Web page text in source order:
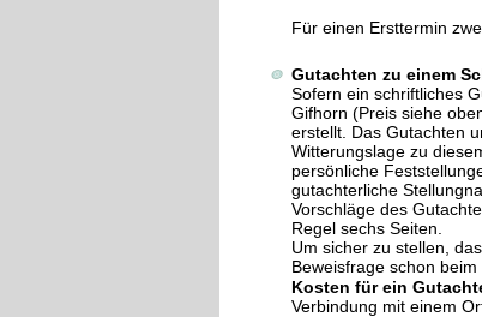
Für einen Ersttermin
Gutachten zu einem
Sofern ein schriftliches
Gifhorn (Preis siehe
erstellt. Das Gutachten
Witterungslage zu
persönliche
gutachterliche
Vorschläge des
Regel sechs Seiten.
Um sicher zu stellen,
Beweisfrage schon
Kosten für ein
Verbindung mit einem